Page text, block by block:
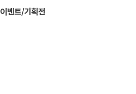
이벤트/기획전